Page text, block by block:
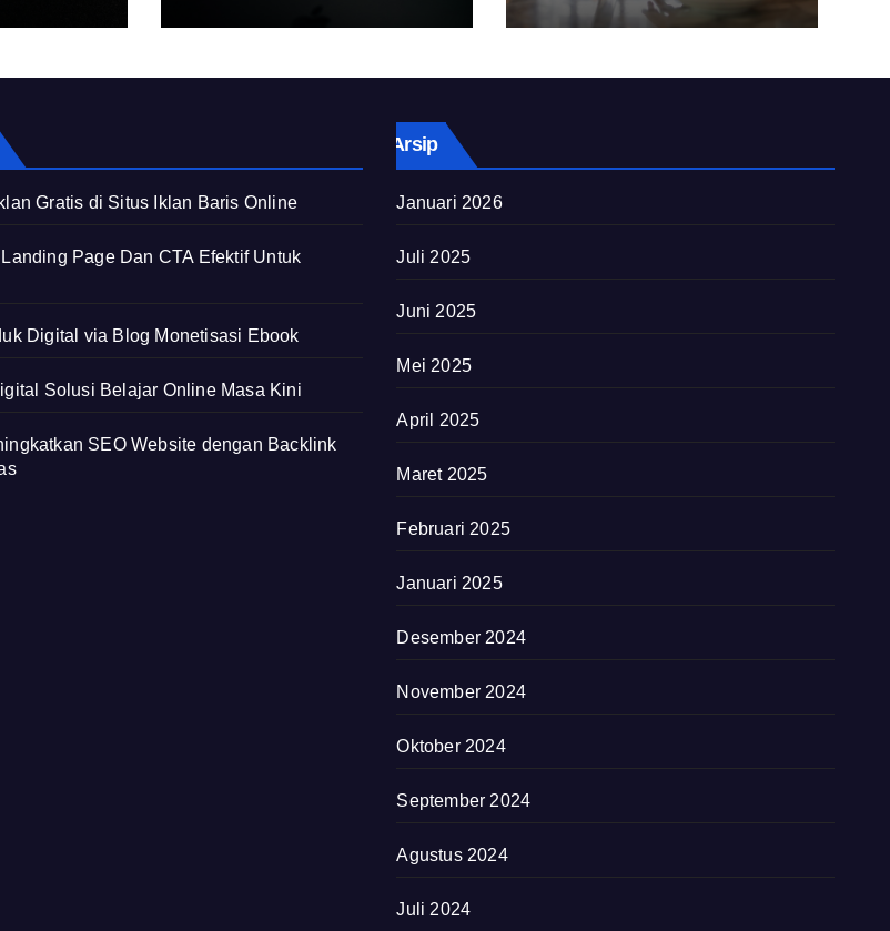
Gratis di Situs Iklan Baris Online
Page Dan CTA Efektif Untuk
Digital via Blog Monetisasi Ebook
Solusi Belajar Online Masa Kini
SEO Website dengan Backlink
Arsip
Januari 2026
Juli 2025
Juni 2025
Mei 2025
April 2025
Maret 2025
Februari 2025
Januari 2025
Desember 2024
November 2024
Oktober 2024
September 2024
Agustus 2024
Juli 2024